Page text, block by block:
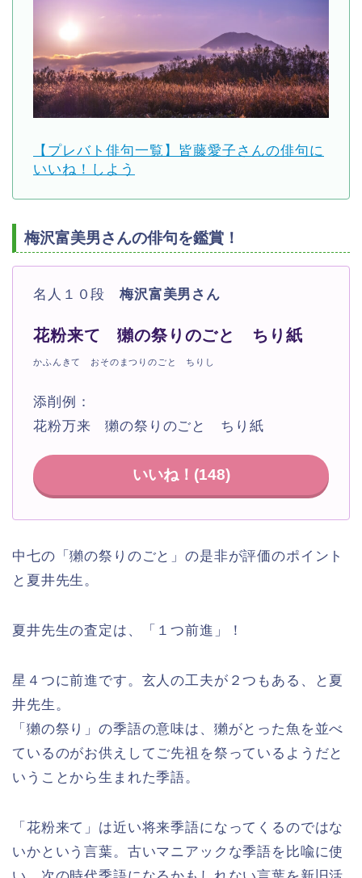
【プレバト俳句一覧】皆藤愛子さんの俳句に
いいね！しよう
梅沢富美男さんの俳句を鑑賞！
名人１０段梅沢富美男さん
花粉来て 獺の祭りのごと ちり紙
かふんきて おそのまつりのごと ちりし
添削例：
花粉万来 獺の祭りのごと ちり紙
いいね！(148)
中七の「獺の祭りのごと」の是非が評価のポイント
と夏井先生。
夏井先生の査定は、「１つ前進」！
星４つに前進です。玄人の工夫が２つもある、と夏
井先生。
「獺の祭り」の季語の意味は、獺がとった魚を並べ
ているのがお供えしてご先祖を祭っているようだと
いうことから生まれた季語。
「花粉来て」は近い将来季語になってくるのではな
いかという言葉。古いマニアックな季語を比喩に使